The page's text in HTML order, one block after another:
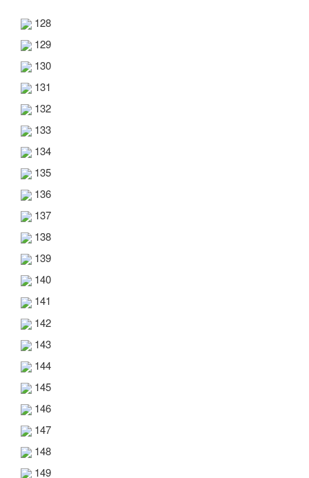
128
129
130
131
132
133
134
135
136
137
138
139
140
141
142
143
144
145
146
147
148
149